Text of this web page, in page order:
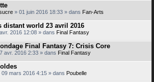
» 01 juin 2016 18:33 » dans Fan-Arts
distant world 23 avril 2016
2016 12:08 » dans Final Fantasy
Final Fantasy 7: Crisis Core
avr. 2016 2:33 » dans Final Fantasy
09 mars 2016 4:15 » dans Poubelle